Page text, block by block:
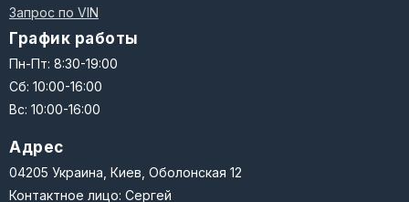
Запрос по VIN
График работы
Пн-Пт: 8:30-19:00
Сб: 10:00-16:00
Вс: 10:00-16:00
Адрес
04205 Украина, Киев, Оболонская 12
Контактное лицо: Сергей